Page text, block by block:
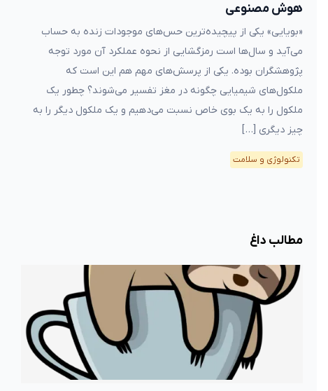
هوش مصنوعی
«بویایی» یکی از پیچیده‌ترین حس‌های موجودات زنده به حساب
می‌آید و سال‌ها است رمزگشایی از نحوه عملکرد آن مورد توجه
پژوهشگران بوده. یکی از پرسش‌های مهم هم این است که
ملکول‌های شیمیایی چگونه در مغز تفسیر می‌شوند؟ چطور یک
ملکول‌ را به یک بوی خاص نسبت می‌دهیم و یک ملکول‌ دیگر را به
چیز دیگری […]
تکنولوژی و سلامت
مطالب داغ